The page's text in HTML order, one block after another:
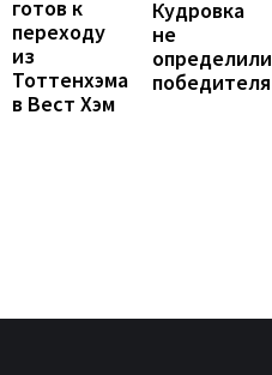
готов к
переходу
из
Тоттенхэма
в Вест Хэм
Кудровка
не
определили
победителя